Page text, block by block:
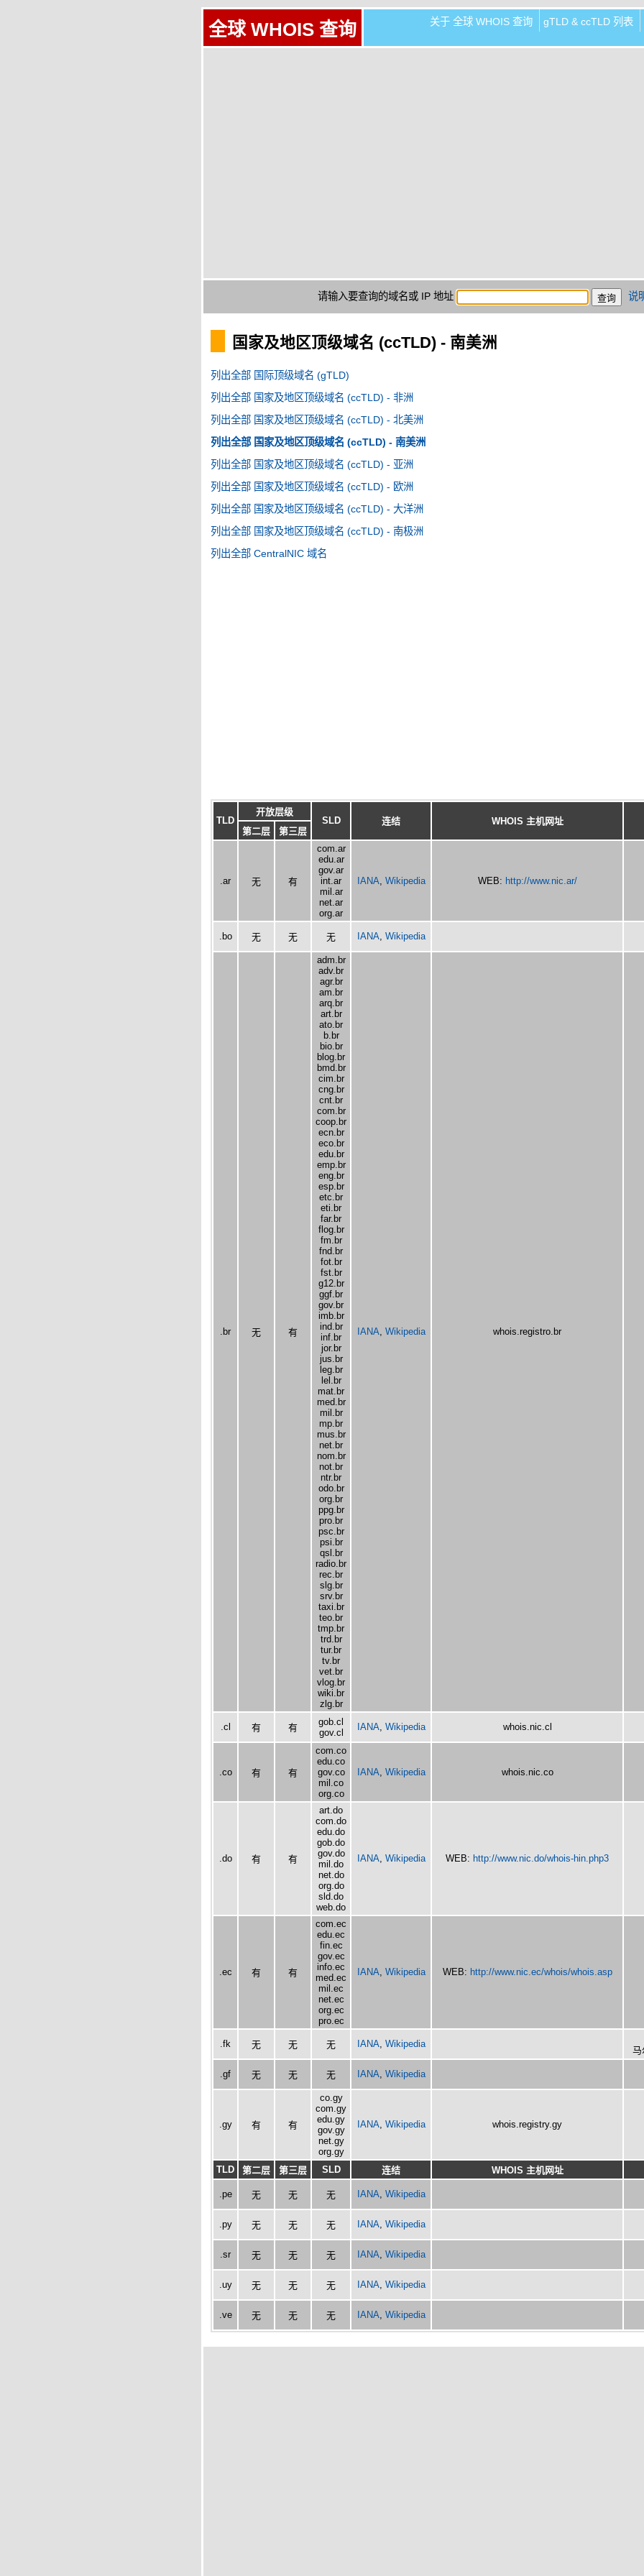
全球 WHOIS 查询 关于 全球 WHOIS 查询 gTLD & ccTLD 列表
请输入要查询的域名或 IP 地址 说
国家及地区顶级域名 (ccTLD) - 南美洲
列出全部 国际顶级域名 (gTLD)
列出全部 国家及地区顶级域名 (ccTLD) - 非洲
列出全部 国家及地区顶级域名 (ccTLD) - 北美洲
列出全部 国家及地区顶级域名 (ccTLD) - 南美洲
列出全部 国家及地区顶级域名 (ccTLD) - 亚洲
列出全部 国家及地区顶级域名 (ccTLD) - 欧洲
列出全部 国家及地区顶级域名 (ccTLD) - 大洋洲
列出全部 国家及地区顶级域名 (ccTLD) - 南极洲
列出全部 CentralNIC 域名
TLD
开放层级
SLD
连结
WHOIS 主机网址
第二层
第三层
.ar 无 有
com.ar
edu.ar
gov.ar
int.ar
mil.ar
net.ar
org.ar
IANA Wikipedia WEB: http://www.nic.ar/
.bo 无 无 无 IANA, Wikipedia
.br 无 有
adm.br
adv.br
agr.br
am.br
arq.br
art.br
ato.br
b.br
bio.br
blog.br
bmd.br
cim.br
cng.br
cnt.br
com.br
coop.br
ecn.br
eco.br
edu.br
emp.br
eng.br
esp.br
etc.br
eti.br
far.br
flog.br
fm.br
fnd.br
fot.br
fst.br
g12.br
ggf.br
gov.br
imb.br
ind.br
inf.br
jor.br
jus.br
leg.br
lel.br
mat.br
med.br
mil.br
mp.br
mus.br
net.br
nom.br
not.br
ntr.br
odo.br
org.br
ppg.br
pro.br
psc.br
psi.br
qsl.br
radio.br
rec.br
slg.br
srv.br
taxi.br
teo.br
tmp.br
trd.br
tur.br
tv.br
vet.br
vlog.br
wiki.br
zlg.br
IANA Wikipedia whois.registro.br
.cl 有 有
gob.cl
gov.cl
IANA, Wikipedia whois.nic.cl
.co 有 有
com.co
edu.co
gov.co
mil.co
org.co
IANA Wikipedia whois.nic.co
.do 有 有
art.do
com.do
edu.do
gob.do
gov.do
mil.do
net.do
org.do
sld.do
web.do
IANA, Wikipedia WEB: http://www.nic.do/whois-hin.php3
.ec 有 有
com.ec
edu.ec
fin.ec
gov.ec
info.ec
med.ec
mil.ec
net.ec
org.ec
pro.ec
IANA Wikipedia WEB: http://www.nic.ec/whois/whois.asp
.fk 无 无 无 IANA, Wikipedia
马
.gf 无 无 无 IANA Wikipedia
.gy 有 有
co.gy
com.gy
edu.gy
gov.gy
net.gy
org.gy
IANA, Wikipedia whois.registry.gy
TLD 第二层 第三层 SLD 连结 WHOIS 主机网址
.pe 无 无 无 IANA Wikipedia
.py 无 无 无 IANA, Wikipedia
.sr 无 无 无 IANA Wikipedia
.uy 无 无 无 IANA, Wikipedia
.ve 无 无 无 IANA Wikipedia